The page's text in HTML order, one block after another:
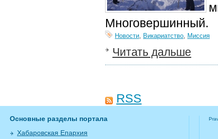
Многовершинный.
Новости, Викариатство, Миссия
Читать дальше
RSS
Основные разделы портала
Хабаровская Епархия